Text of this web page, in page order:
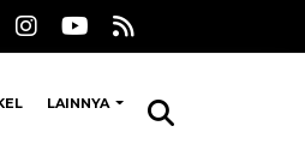
LAINNYA